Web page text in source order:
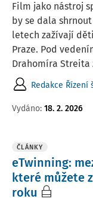
Film jako nástroj
by se dala
letech zažívají děti
Praze. Pod
Drahomíra Streita
Redakce Řízení
Vydáno: 18. 2. 2026
ČLÁNKY
eTwinning:
které můžete
roku